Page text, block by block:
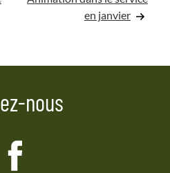
en janvier
nous